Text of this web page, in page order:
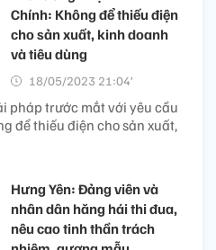
Chính: Không để thiếu điện
cho sản xuất, kinh doanh
và tiêu dùng
18/05/2023 21:04’
pháp trước mắt với yêu cầu
để thiếu điện cho sản xuất,
Hưng Yên: Đảng viên và
nhân dân hăng hái thi đua,
nêu cao tinh thần trách